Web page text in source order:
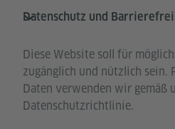
Datenschutz und
Diese Website soll für
zugänglich und nützlich sein.
Daten verwenden wir gemäß
Datenschutzrichtlinie.